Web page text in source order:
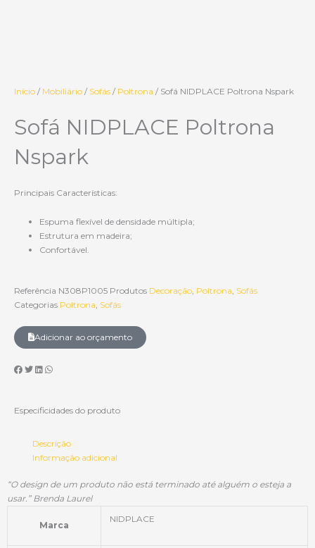
Início / Mobiliário / Sofás / Poltrona / Sofá NIDPLACE Poltrona Nspark
Sofá NIDPLACE Poltrona
Nspark
Principais Características:
Espuma flexível de densidade múltipla;
Estrutura em madeira;
Confortável.
Referência N308P1005 Produtos Decoração, Poltrona, Sofás
Categorias Poltrona, Sofás
Adicionar ao orçamento
Especificidades do produto
Descrição
Informação adicional
“O design de um produto não está terminado até alguém o esteja a
usar.” Brenda Laurel
Marca
NIDPLACE